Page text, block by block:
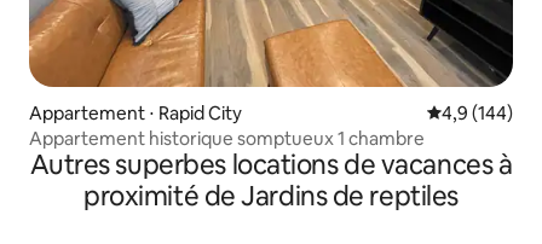
Appartement ⋅ Rapid City Évaluation
4,9 (144)
Appartement historique somptueux 1 chambre
Autres superbes locations de vacances à
proximité de Jardins de reptiles